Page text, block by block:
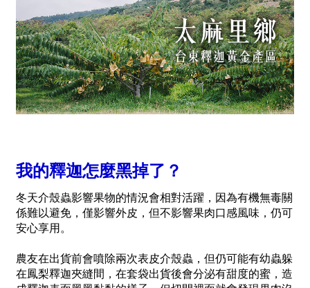
我的釋迦怎麼黑掉了？
冬天介殼蟲影響果物的情況會相對活躍，因為有機無毒關
係難以避免，僅影響外皮，但不影響果肉口感風味，仍可
安心享用。
農友在出貨前會噴除兩次表皮介殼蟲，但仍可能有幼蟲躲
在鳳梨釋迦夾縫間，在套袋出貨後會分泌有甜度的蜜，造